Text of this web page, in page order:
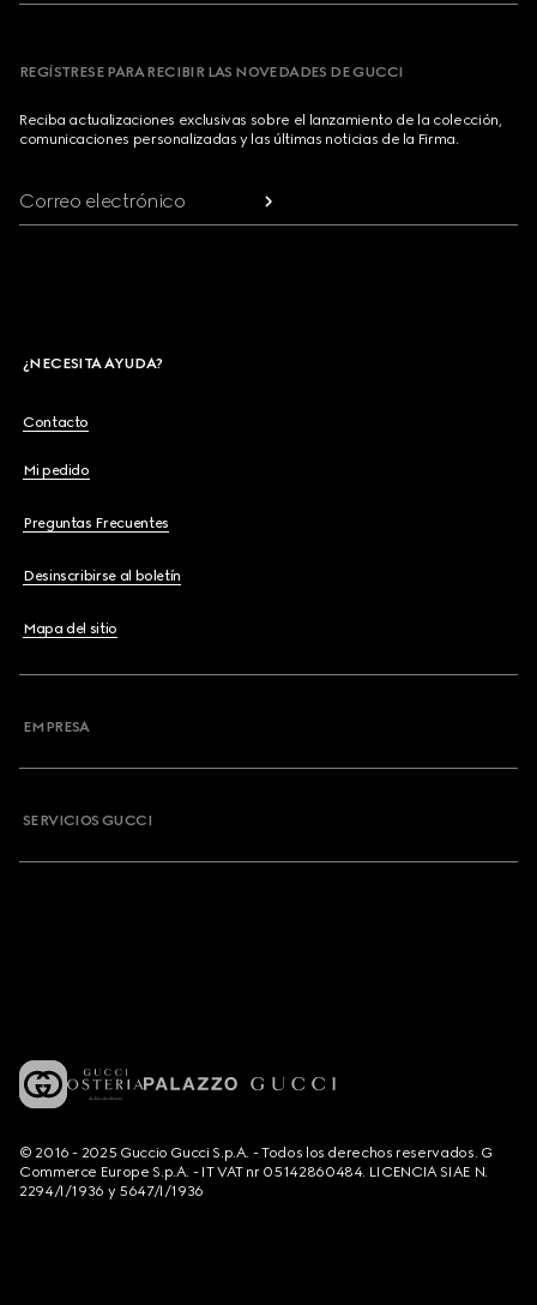
REGÍSTRESE PARA RECIBIR LAS NOVEDADES DE GUCCI
Reciba actualizaciones exclusivas sobre el lanzamiento de la colección,
comunicaciones personalizadas y las últimas noticias de la Firma.
Correo electrónico
¿NECESITA AYUDA?
Contacto
Mi pedido
Preguntas Frecuentes
Desinscribirse al boletín
Mapa del sitio
EMPRESA
SERVICIOS GUCCI
© 2016 - 2025 Guccio Gucci S.p.A. - Todos los derechos reservados. G
Commerce Europe S.p.A. - IT VAT nr 05142860484. LICENCIA SIAE N.
2294/I/1936 y 5647/I/1936